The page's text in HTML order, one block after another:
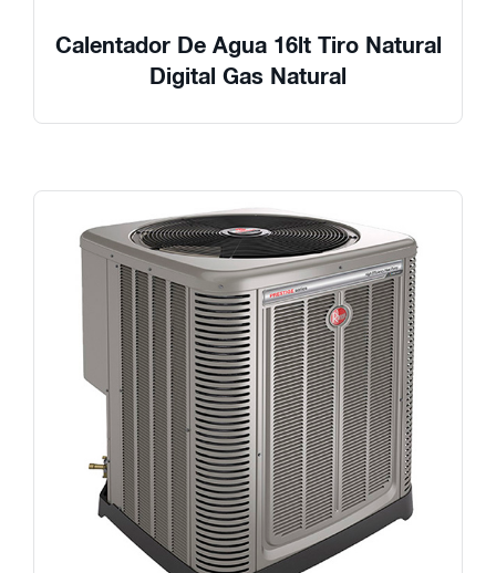
Calentador De Agua 16lt Tiro Natural
Digital Gas Natural